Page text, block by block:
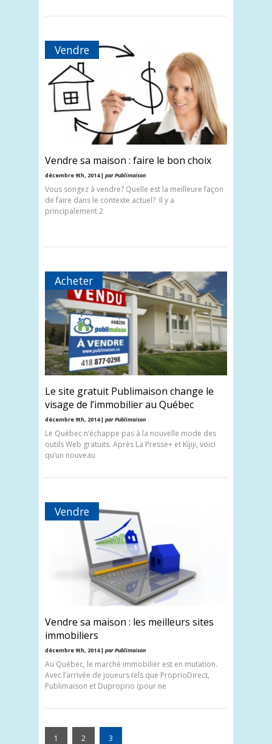
Vendre
Vendre sa maison : faire le bon choix
décembre 9th, 2014 | par Publimaison
Vous songez à vendre? Quelle est la meilleure façon
de faire dans le contexte actuel? Il y a
principalement 2
Acheter
Le site gratuit Publimaison change le
visage de l’immobilier au Québec
décembre 9th, 2014 | par Publimaison
Le Québec n’échappe pas à la nouvelle mode des
outils Web gratuits. Après La Presse+ et Kijiji, voici
qu’un nouveau
Vendre
Vendre sa maison : les meilleurs sites
immobiliers
décembre 9th, 2014 | par Publimaison
Au Québec, le marché immobilier est en mutation.
Avec l’arrivée de joueurs tels que ProprioDirect,
Publimaison et Duproprio (pour ne
1 2 3